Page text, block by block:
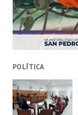
POLÍTICA